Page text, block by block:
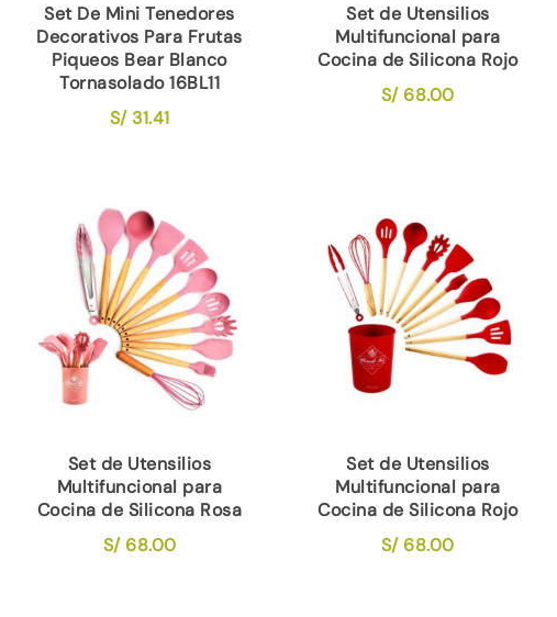
Set De Mini Tenedores
Decorativos Para Frutas
Piqueos Bear Blanco
Tornasolado 16BL11
S/31.41
Set de Utensilios
Multifuncional para
Cocina de Silicona Rojo
S/68.00
Set de Utensilios
Multifuncional para
Cocina de Silicona Rosa
S/68.00
Set de Utensilios
Multifuncional para
Cocina de Silicona Rojo
S/68.00